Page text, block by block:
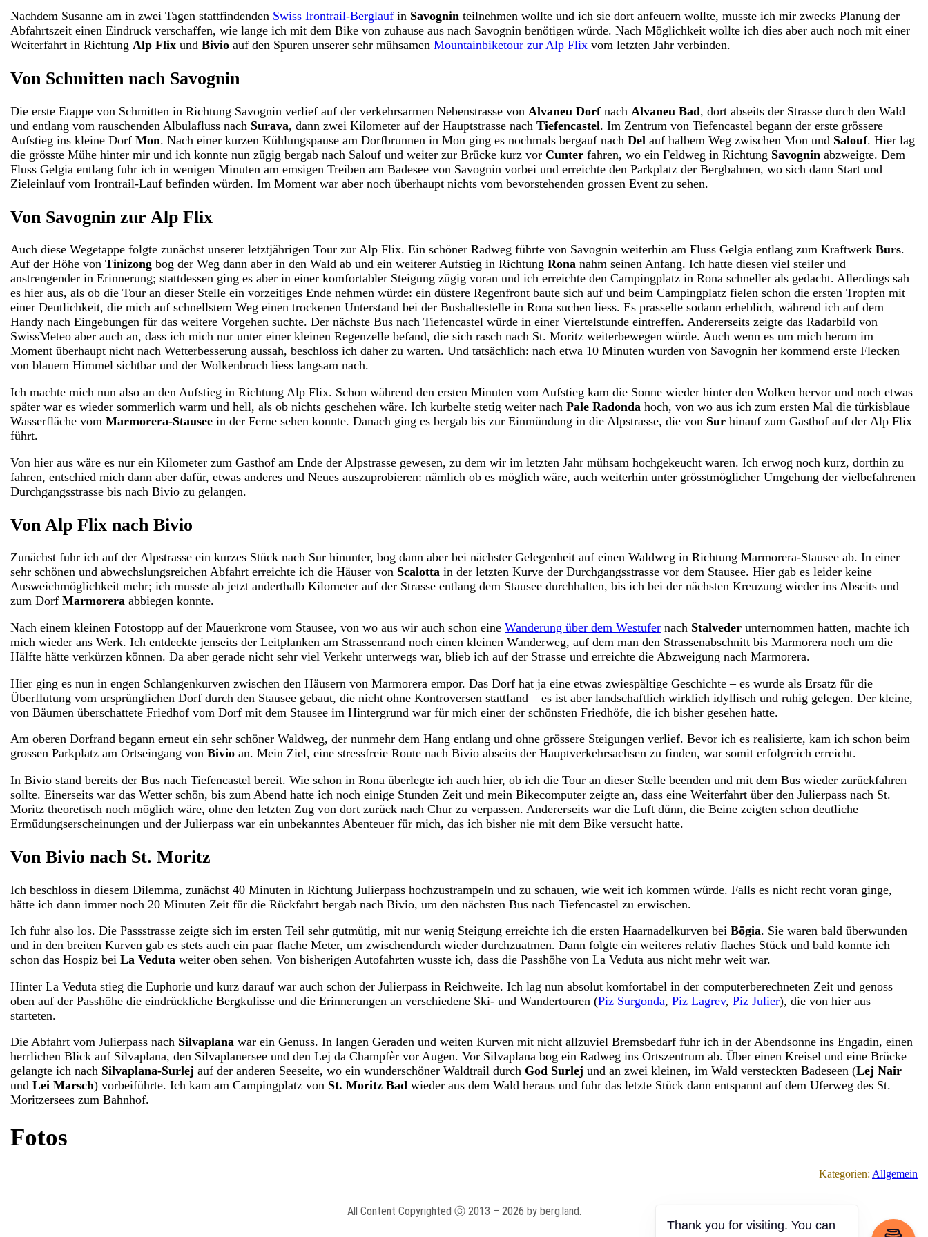
Nachdem Susanne am in zwei Tagen stattfindenden Swiss Irontrail-Berglauf in Savognin teilnehmen wollte und ich sie dort anfeuern wollte, musste ich mir zwecks Planung der
Abfahrtszeit einen Eindruck verschaffen, wie lange ich mit dem Bike von zuhause aus nach Savognin benötigen würde. Nach Möglichkeit wollte ich dies aber auch noch mit einer
Weiterfahrt in Richtung Alp Flix undBivio auf den Spuren unserer sehr mühsamenMountainbiketour zur Alp Flix vom letzten Jahr verbinden.
Von Schmitten nach Savognin
Die erste Etappe von Schmitten in Richtung Savognin verlief auf der verkehrsarmen Nebenstrasse von Alvaneu Dorfnach Alvaneu Bad, dort abseits der Strasse durch den Wald
und entlang vom rauschenden Albulafluss nach Surava, dann zwei Kilometer auf der Hauptstrasse nachTiefencastel. Im Zentrum von Tiefencastel begann der erste grössere
Aufstieg ins kleine DorfMon. Nach einer kurzen Kühlungspause am Dorfbrunnen in Mon ging es nochmals bergauf nachDel auf halbem Weg zwischen Mon und Salouf. Hier lag
die grösste Mühe hinter mir und ich konnte nun zügig bergab nach Salouf und weiter zur Brücke kurz vorCunter fahren, wo ein Feldweg in Richtung Savognin abzweigte. Dem
Fluss Gelgia entlang fuhr ich in wenigen Minuten am emsigen Treiben am Badesee von Savognin vorbei und erreichte den Parkplatz der Bergbahnen, wo sich dann Start und
Zieleinlauf vom Irontrail-Lauf befinden würden. Im Moment war aber noch überhaupt nichts vom bevorstehenden grossen Event zu sehen.
Von Savognin zur Alp Flix
Auch diese Wegetappe folgte zunächst unserer letztjährigen Tour zur Alp Flix. Ein schöner Radweg führte von Savognin weiterhin am Fluss Gelgia entlang zum KraftwerkBurs.
Auf der Höhe vonTinizong bog der Weg dann aber in den Wald ab und ein weiterer Aufstieg in RichtungRona nahm seinen Anfang. Ich hatte diesen viel steiler und
anstrengender in Erinnerung; stattdessen ging es aber in einer komfortabler Steigung zügig voran und ich erreichte den Campingplatz in Rona schneller als gedacht. Allerdings sah
es hier aus, als ob die Tour an dieser Stelle ein vorzeitiges Ende nehmen würde: ein düstere Regenfront baute sich auf und beim Campingplatz fielen schon die ersten Tropfen mit
einer Deutlichkeit, die mich auf schnellstem Weg einen trockenen Unterstand bei der Bushaltestelle in Rona suchen liess. Es prasselte sodann erheblich, während ich auf dem
Handy nach Eingebungen für das weitere Vorgehen suchte. Der nächste Bus nach Tiefencastel würde in einer Viertelstunde eintreffen. Andererseits zeigte das Radarbild von
SwissMeteo aber auch an, dass ich mich nur unter einer kleinen Regenzelle befand, die sich rasch nach St. Moritz weiterbewegen würde. Auch wenn es um mich herum im
Moment überhaupt nicht nach Wetterbesserung aussah, beschloss ich daher zu warten. Und tatsächlich: nach etwa 10 Minuten wurden von Savognin her kommend erste Flecken
von blauem Himmel sichtbar und der Wolkenbruch liess langsam nach.
Ich machte mich nun also an den Aufstieg in Richtung Alp Flix. Schon während den ersten Minuten vom Aufstieg kam die Sonne wieder hinter den Wolken hervor und noch etwas
später war es wieder sommerlich warm und hell, als ob nichts geschehen wäre. Ich kurbelte stetig weiter nachPale Radonda hoch, von wo aus ich zum ersten Mal die türkisblaue
Wasserfläche vomMarmorera-Stausee in der Ferne sehen konnte. Danach ging es bergab bis zur Einmündung in die Alpstrasse, die von Sur hinauf zum Gasthof auf der Alp Flix
führt.
Von hier aus wäre es nur ein Kilometer zum Gasthof am Ende der Alpstrasse gewesen, zu dem wir im letzten Jahr mühsam hochgekeucht waren. Ich erwog noch kurz, dorthin zu
fahren, entschied mich dann aber dafür, etwas anderes und Neues auszuprobieren: nämlich ob es möglich wäre, auch weiterhin unter grösstmöglicher Umgehung der vielbefahrenen
Durchgangsstrasse bis nach Bivio zu gelangen.
Von Alp Flix nach Bivio
Zunächst fuhr ich auf der Alpstrasse ein kurzes Stück nach Sur hinunter, bog dann aber bei nächster Gelegenheit auf einen Waldweg in Richtung Marmorera-Stausee ab. In einer
sehr schönen und abwechslungsreichen Abfahrt erreichte ich die Häuser von Scalotta in der letzten Kurve der Durchgangsstrasse vor dem Stausee. Hier gab es leider keine
Ausweichmöglichkeit mehr; ich musste ab jetzt anderthalb Kilometer auf der Strasse entlang dem Stausee durchhalten, bis ich bei der nächsten Kreuzung wieder ins Abseits und
zum DorfMarmorera abbiegen konnte.
Nach einem kleinen Fotostopp auf der Mauerkrone vom Stausee, von wo aus wir auch schon eineWanderung über dem Westufer nach Stalveder unternommen hatten, machte ich
mich wieder ans Werk. Ich entdeckte jenseits der Leitplanken am Strassenrand noch einen kleinen Wanderweg, auf dem man den Strassenabschnitt bis Marmorera noch um die
Hälfte hätte verkürzen können. Da aber gerade nicht sehr viel Verkehr unterwegs war, blieb ich auf der Strasse und erreichte die Abzweigung nach Marmorera.
Hier ging es nun in engen Schlangenkurven zwischen den Häusern von Marmorera empor. Das Dorf hat ja eine etwas zwiespältige Geschichte – es wurde als Ersatz für die
Überflutung vom ursprünglichen Dorf durch den Stausee gebaut, die nicht ohne Kontroversen stattfand – es ist aber landschaftlich wirklich idyllisch und ruhig gelegen. Der kleine,
von Bäumen überschattete Friedhof vom Dorf mit dem Stausee im Hintergrund war für mich einer der schönsten Friedhöfe, die ich bisher gesehen hatte.
Am oberen Dorfrand begann erneut ein sehr schöner Waldweg, der nunmehr dem Hang entlang und ohne grössere Steigungen verlief. Bevor ich es realisierte, kam ich schon beim
grossen Parkplatz am Ortseingang vonBivio an. Mein Ziel, eine stressfreie Route nach Bivio abseits der Hauptverkehrsachsen zu finden, war somit erfolgreich erreicht.
In Bivio stand bereits der Bus nach Tiefencastel bereit. Wie schon in Rona überlegte ich auch hier, ob ich die Tour an dieser Stelle beenden und mit dem Bus wieder zurückfahren
sollte. Einerseits war das Wetter schön, bis zum Abend hatte ich noch einige Stunden Zeit und mein Bikecomputer zeigte an, dass eine Weiterfahrt über den Julierpass nach St.
Moritz theoretisch noch möglich wäre, ohne den letzten Zug von dort zurück nach Chur zu verpassen. Andererseits war die Luft dünn, die Beine zeigten schon deutliche
Ermüdungserscheinungen und der Julierpass war ein unbekanntes Abenteuer für mich, das ich bisher nie mit dem Bike versucht hatte.
Von Bivio nach St. Moritz
Ich beschloss in diesem Dilemma, zunächst 40 Minuten in Richtung Julierpass hochzustrampeln und zu schauen, wie weit ich kommen würde. Falls es nicht recht voran ginge,
hätte ich dann immer noch 20 Minuten Zeit für die Rückfahrt bergab nach Bivio, um den nächsten Bus nach Tiefencastel zu erwischen.
Ich fuhr also los. Die Passstrasse zeigte sich im ersten Teil sehr gutmütig, mit nur wenig Steigung erreichte ich die ersten Haarnadelkurven beiBögia. Sie waren bald überwunden
und in den breiten Kurven gab es stets auch ein paar flache Meter, um zwischendurch wieder durchzuatmen. Dann folgte ein weiteres relativ flaches Stück und bald konnte ich
schon das Hospiz beiLa Veduta weiter oben sehen. Von bisherigen Autofahrten wusste ich, dass die Passhöhe von La Veduta aus nicht mehr weit war.
Hinter La Veduta stieg die Euphorie und kurz darauf war auch schon der Julierpass in Reichweite. Ich lag nun absolut komfortabel in der computerberechneten Zeit und genoss
oben auf der Passhöhe die eindrückliche Bergkulisse und die Erinnerungen an verschiedene Ski- und Wandertouren (Piz Surgonda,Piz Lagrev,Piz Julier), die von hier aus
starteten.
Die Abfahrt vom Julierpass nach Silvaplana war ein Genuss. In langen Geraden und weiten Kurven mit nicht allzuviel Bremsbedarf fuhr ich in der Abendsonne ins Engadin, einen
herrlichen Blick auf Silvaplana, den Silvaplanersee und den Lej da Champfèr vor Augen. Vor Silvaplana bog ein Radweg ins Ortszentrum ab. Über einen Kreisel und eine Brücke
gelangte ich nach Silvaplana-Surlej auf der anderen Seeseite, wo ein wunderschöner Waldtrail durch God Surlej und an zwei kleinen, im Wald versteckten Badeseen (Lej Nair
undLei Marsch) vorbeiführte. Ich kam am Campingplatz von St. Moritz Bad wieder aus dem Wald heraus und fuhr das letzte Stück dann entspannt auf dem Uferweg des St.
Moritzersees zum Bahnhof.
Fotos
Kategorien: Allgemein
All Content Copyrighted ⓒ 2013 – 2026 by berg.land.
Thank you for visiting. You can